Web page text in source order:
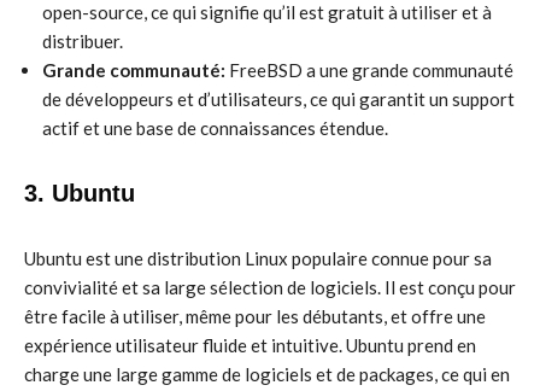
open-source, ce qui signifie qu’il est gratuit à utiliser et à
distribuer.
Grande communauté: FreeBSD a une grande communauté
de développeurs et d’utilisateurs, ce qui garantit un support
actif et une base de connaissances étendue.
3. Ubuntu
Ubuntu est une distribution Linux populaire connue pour sa
convivialité et sa large sélection de logiciels. Il est conçu pour
être facile à utiliser, même pour les débutants, et offre une
expérience utilisateur fluide et intuitive. Ubuntu prend en
charge une large gamme de logiciels et de packages, ce qui en